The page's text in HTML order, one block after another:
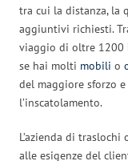
tra cui la distanza, la
aggiuntivi richiesti.
viaggio di oltre 1200
se hai molti mobili o
del maggiore sforzo
l’inscatolamento.
L’azienda di
alle esigenze del